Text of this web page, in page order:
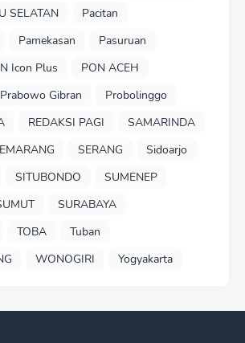
SELATAN
Pacitan
Pamekasan
Pasuruan
Icon Plus
PON ACEH
Prabowo Gibran
Probolinggo
REDAKSI PAGI
SAMARINDA
SERANG
Sidoarjo
SITUBONDO
SUMENEP
SURABAYA
TOBA
Tuban
WONOGIRI Yogyakarta